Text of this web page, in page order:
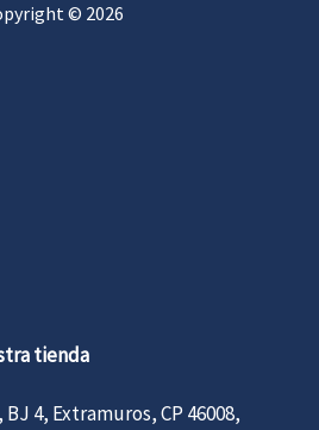
© 2026
tienda
4, Extramuros, CP 46008,